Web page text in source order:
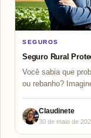
SEGUROS
Seguro Rural
Você sabia que
ou rebanho?
Claudinete
30 de maio de